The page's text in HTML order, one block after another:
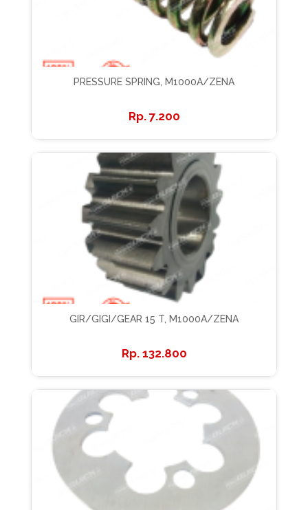
PRESSURE SPRING, M1000A/ZENA
7.200
GIR/GIGI/GEAR 15 T, M1000A/ZENA
132.800